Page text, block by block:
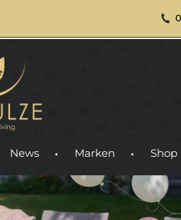
News Marken Shop